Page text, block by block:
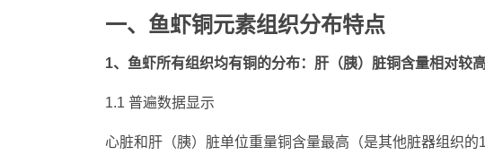
一、鱼虾铜元素组织分布特点
1、鱼虾所有组织均有铜的分布：肝（胰）脏铜含量相对较
1.1 普遍数据显示
心脏和肝（胰）脏单位重量铜含量最高（是其他脏器组织